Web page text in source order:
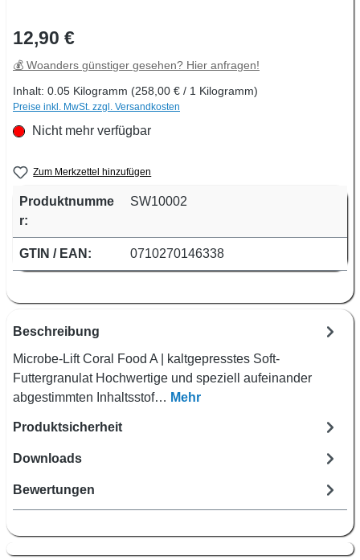
Regulärer Preis:
12,90 €
💰 Woanders günstiger gesehen? Hier anfragen!
Inhalt: 0.05 Kilogramm (258,00 € / 1 Kilogramm)
Preise inkl. MwSt. zzgl. Versandkosten
Nicht mehr verfügbar
Zum Merkzettel hinzufügen
Produktnumme
r:
SW10002
GTIN / EAN: 0710270146338
Beschreibung
Microbe-Lift Coral Food A | kaltgepresstes Soft-
Futtergranulat Hochwertige und speziell aufeinander
abgestimmten Inhaltsstof… Mehr
Produktsicherheit
Downloads
Bewertungen